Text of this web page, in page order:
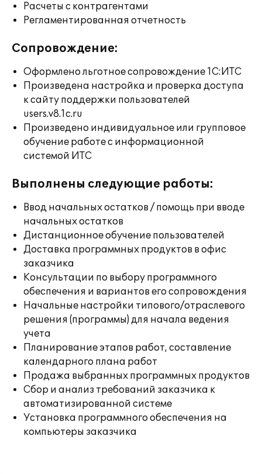
Расчеты с контрагентами
Регламентированная отчетность
Сопровождение:
Оформлено льготное сопровождение 1С:ИТС
Произведена настройка и проверка доступа
к сайту поддержки пользователей
users.v8.1c.ru
Произведено индивидуальное или групповое
обучение работе с информационной
системой ИТС
Выполнены следующие работы:
Ввод начальных остатков / помощь при вводе
начальных остатков
Дистанционное обучение пользователей
Доставка программных продуктов в офис
заказчика
Консультации по выбору программного
обеспечения и вариантов его сопровождения
Начальные настройки типового/отраслевого
решения (программы) для начала ведения
учета
Планирование этапов работ, составление
календарного плана работ
Продажа выбранных программных продуктов
Сбор и анализ требований заказчика к
автоматизированной системе
Установка программного обеспечения на
компьютеры заказчика